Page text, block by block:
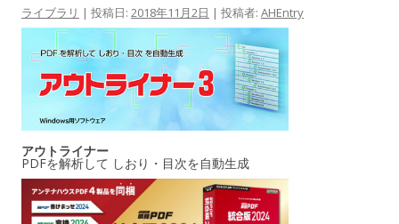
ライブラリ | 投稿日: 2018年11月2日 | 投稿者: AHEntry
アウトライナー
PDFを解析して しおり・目次を自動生成